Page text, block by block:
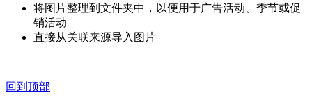
将图片整理到文件夹中，以便用于广告活动、季节或促
销活动
直接从关联来源导入图片
回到顶部